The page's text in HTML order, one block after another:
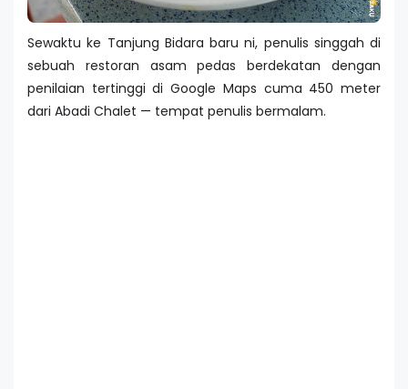
Sewaktu ke Tanjung Bidara baru ni, penulis singgah di
sebuah restoran asam pedas berdekatan dengan
penilaian tertinggi di Google Maps cuma 450 meter
dari Abadi Chalet — tempat penulis bermalam.